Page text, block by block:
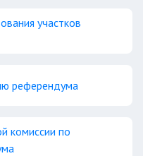
участков
референдума
комиссии по